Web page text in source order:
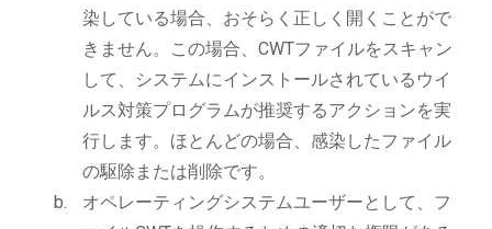
染している場合、おそらく正しく開くことがで
きません。この場合、CWTファイルをスキャン
して、システムにインストールされているウイ
ルス対策プログラムが推奨するアクションを実
行します。ほとんどの場合、感染したファイル
の駆除または削除です。
オペレーティングシステムユーザーとして、フ